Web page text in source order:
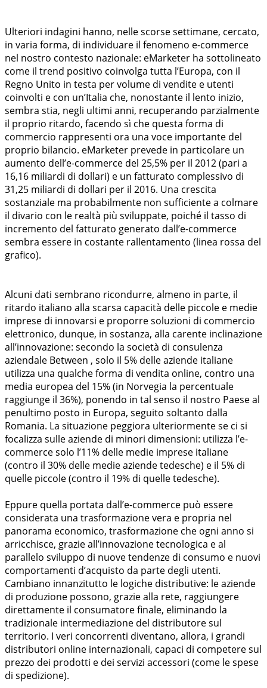
Ulteriori indagini hanno, nelle scorse settimane, cercato,
in varia forma, di individuare il fenomeno e-commerce
nel nostro contesto nazionale: eMarketer ha sottolineato
come il trend positivo coinvolga tutta l’Europa, con il
Regno Unito in testa per volume di vendite e utenti
coinvolti e con un’Italia che, nonostante il lento inizio,
sembra stia, negli ultimi anni, recuperando parzialmente
il proprio ritardo, facendo sì che questa forma di
commercio rappresenti ora una voce importante del
proprio bilancio. eMarketer prevede in particolare un
aumento dell’e-commerce del 25,5% per il 2012 (pari a
16,16 miliardi di dollari) e un fatturato complessivo di
31,25 miliardi di dollari per il 2016. Una crescita
sostanziale ma probabilmente non sufficiente a colmare
il divario con le realtà più sviluppate, poiché il tasso di
incremento del fatturato generato dall’e-commerce
sembra essere in costante rallentamento (linea rossa del
grafico).
Alcuni dati sembrano ricondurre, almeno in parte, il
ritardo italiano alla scarsa capacità delle piccole e medie
imprese di innovarsi e proporre soluzioni di commercio
elettronico, dunque, in sostanza, alla carente inclinazione
all’innovazione: secondo la società di consulenza
aziendale Between , solo il 5% delle aziende italiane
utilizza una qualche forma di vendita online, contro una
media europea del 15% (in Norvegia la percentuale
raggiunge il 36%), ponendo in tal senso il nostro Paese al
penultimo posto in Europa, seguito soltanto dalla
Romania. La situazione peggiora ulteriormente se ci si
focalizza sulle aziende di minori dimensioni: utilizza l’e-
commerce solo l’11% delle medie imprese italiane
(contro il 30% delle medie aziende tedesche) e il 5% di
quelle piccole (contro il 19% di quelle tedesche).
Eppure quella portata dall’e-commerce può essere
considerata una trasformazione vera e propria nel
panorama economico, trasformazione che ogni anno si
arricchisce, grazie all’innovazione tecnologica e al
parallelo sviluppo di nuove tendenze di consumo e nuovi
comportamenti d’acquisto da parte degli utenti.
Cambiano innanzitutto le logiche distributive: le aziende
di produzione possono, grazie alla rete, raggiungere
direttamente il consumatore finale, eliminando la
tradizionale intermediazione del distributore sul
territorio. I veri concorrenti diventano, allora, i grandi
distributori online internazionali, capaci di competere sul
prezzo dei prodotti e dei servizi accessori (come le spese
di spedizione).